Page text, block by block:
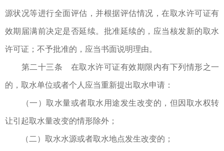
源状况等进行全面评估，并根据评估情况，在取水许可证有
效期届满前决定是否延续。批准延续的，应当核发新的取水
许可证；不予批准的，应当书面说明理由。
第二十三条 在取水许可证有效期限内有下列情形之一
的，取水单位或者个人应当重新提出取水申请：
（一）取水量或者取水用途发生改变的，但因取水权转
让引起取水量改变的情形除外；
（二）取水水源或者取水地点发生改变的；